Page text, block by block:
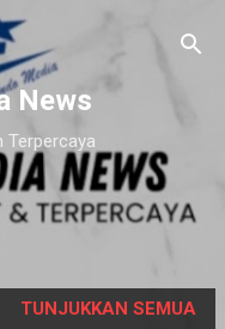
utama
News
Terpercaya
TUNJUKKAN SEMUA